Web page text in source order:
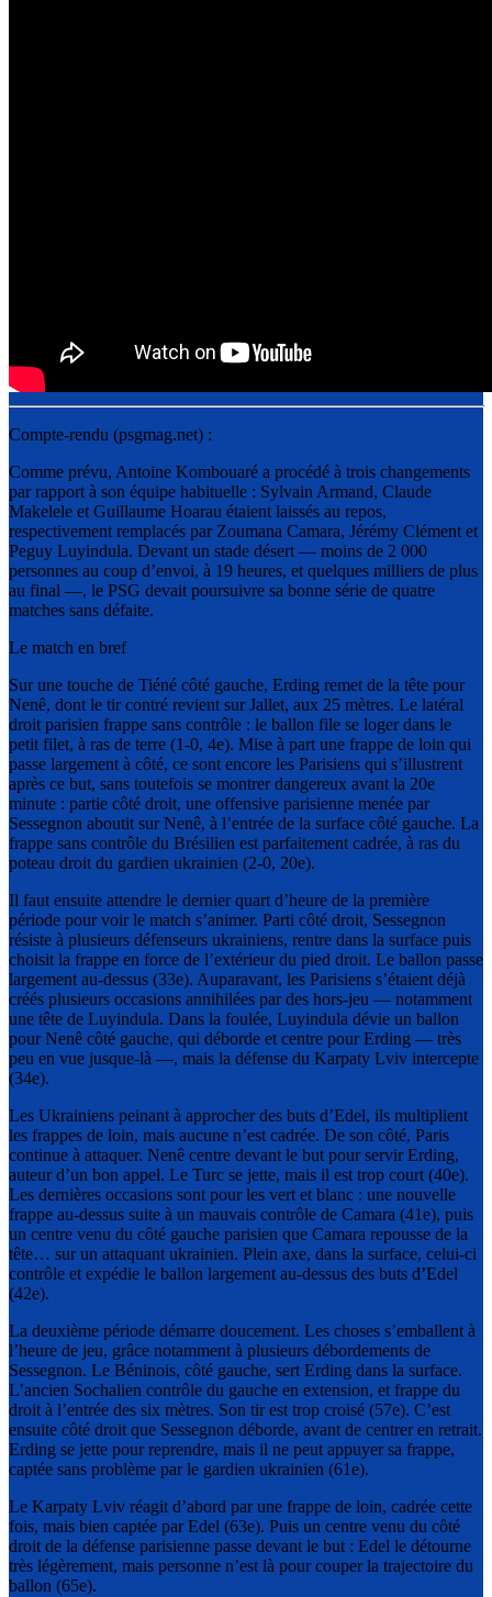
Compte-rendu (psgmag.net) :
Comme prévu, Antoine Kombouaré a procédé à trois changements
par rapport à son équipe habituelle : Sylvain Armand, Claude
Makelele et Guillaume Hoarau étaient laissés au repos,
respectivement remplacés par Zoumana Camara, Jérémy Clément et
Peguy Luyindula. Devant un stade désert — moins de 2 000
personnes au coup d’envoi, à 19 heures, et quelques milliers de plus
au final —, le PSG devait poursuivre sa bonne série de quatre
matches sans défaite.
Le match en bref
Sur une touche de Tiéné côté gauche, Erding remet de la tête pour
Nenê, dont le tir contré revient sur Jallet, aux 25 mètres. Le latéral
droit parisien frappe sans contrôle : le ballon file se loger dans le
petit filet, à ras de terre (1-0, 4e). Mise à part une frappe de loin qui
passe largement à côté, ce sont encore les Parisiens qui s’illustrent
après ce but, sans toutefois se montrer dangereux avant la 20e
minute : partie côté droit, une offensive parisienne menée par
Sessegnon aboutit sur Nenê, à l’entrée de la surface côté gauche. La
frappe sans contrôle du Brésilien est parfaitement cadrée, à ras du
poteau droit du gardien ukrainien (2-0, 20e).
Il faut ensuite attendre le dernier quart d’heure de la première
période pour voir le match s’animer. Parti côté droit, Sessegnon
résiste à plusieurs défenseurs ukrainiens, rentre dans la surface puis
choisit la frappe en force de l’extérieur du pied droit. Le ballon passe
largement au-dessus (33e). Auparavant, les Parisiens s’étaient déjà
créés plusieurs occasions annihilées par des hors-jeu — notamment
une tête de Luyindula. Dans la foulée, Luyindula dévie un ballon
pour Nenê côté gauche, qui déborde et centre pour Erding — très
peu en vue jusque-là —, mais la défense du Karpaty Lviv intercepte
(34e).
Les Ukrainiens peinant à approcher des buts d’Edel, ils multiplient
les frappes de loin, mais aucune n’est cadrée. De son côté, Paris
continue à attaquer. Nenê centre devant le but pour servir Erding,
auteur d’un bon appel. Le Turc se jette, mais il est trop court (40e).
Les dernières occasions sont pour les vert et blanc : une nouvelle
frappe au-dessus suite à un mauvais contrôle de Camara (41e), puis
un centre venu du côté gauche parisien que Camara repousse de la
tête… sur un attaquant ukrainien. Plein axe, dans la surface, celui-ci
contrôle et expédie le ballon largement au-dessus des buts d’Edel
(42e).
La deuxième période démarre doucement. Les choses s’emballent à
l’heure de jeu, grâce notamment à plusieurs débordements de
Sessegnon. Le Béninois, côté gauche, sert Erding dans la surface.
L’ancien Sochalien contrôle du gauche en extension, et frappe du
droit à l’entrée des six mètres. Son tir est trop croisé (57e). C’est
ensuite côté droit que Sessegnon déborde, avant de centrer en retrait.
Erding se jette pour reprendre, mais il ne peut appuyer sa frappe,
captée sans problème par le gardien ukrainien (61e).
Le Karpaty Lviv réagit d’abord par une frappe de loin, cadrée cette
fois, mais bien captée par Edel (63e). Puis un centre venu du côté
droit de la défense parisienne passe devant le but : Edel le détourne
très légèrement, mais personne n’est là pour couper la trajectoire du
ballon (65e).